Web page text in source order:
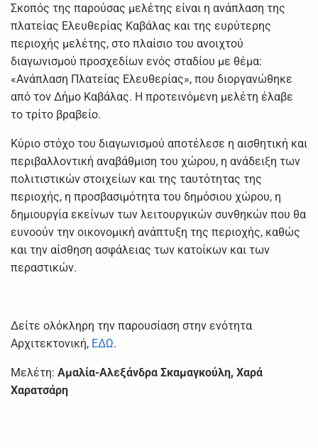
Σκοπός της παρούσας μελέτης είναι η ανάπλαση της
πλατείας Ελευθερίας Καβάλας και της ευρύτερης
περιοχής μελέτης, στο πλαίσιο του ανοιχτού
διαγωνισμού προσχεδίων ενός σταδίου με θέμα:
«Ανάπλαση Πλατείας Ελευθερίας», που διοργανώθηκε
από τον Δήμο Καβάλας. Η προτεινόμενη μελέτη έλαβε
το τρίτο βραβείο.
Κύριο στόχο του διαγωνισμού αποτέλεσε η αισθητική και
περιβαλλοντική αναβάθμιση του χώρου, η ανάδειξη των
πολιτιστικών στοιχείων και της ταυτότητας της
περιοχής, η προσβασιμότητα του δημόσιου χώρου, η
δημιουργία εκείνων των λειτουργικών συνθηκών που θα
ευνοούν την οικονομική ανάπτυξη της περιοχής, καθώς
και την αίσθηση ασφάλειας των κατοίκων και των
περαστικών.
Δείτε ολόκληρη την παρουσίαση στην ενότητα
Αρχιτεκτονική, ΕΔΩ.
Μελέτη: Αμαλία-Αλεξάνδρα Σκαμαγκούλη, Χαρά
Χαρατσάρη